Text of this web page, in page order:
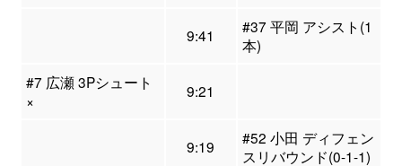
9:41
#37 平岡 アシスト(1
本)
#7 広瀬 3Pシュート
×
9:21
9:19
#52 小田 ディフェン
スリバウンド(0-1-1)